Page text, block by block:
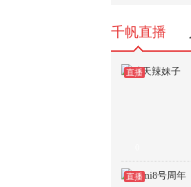
千帆直播
直播
直播